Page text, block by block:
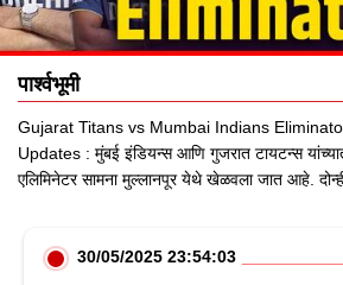
पार्श्वभूमी
Gujarat Titans vs Mumbai Indians
Updates : मुंबई इंडियन्स आणि गुजरात टायटन्स
एलिमिनेटर सामना मुल्लानपूर येथे खेळवला जात आहे.
30/05/2025 23:54:03